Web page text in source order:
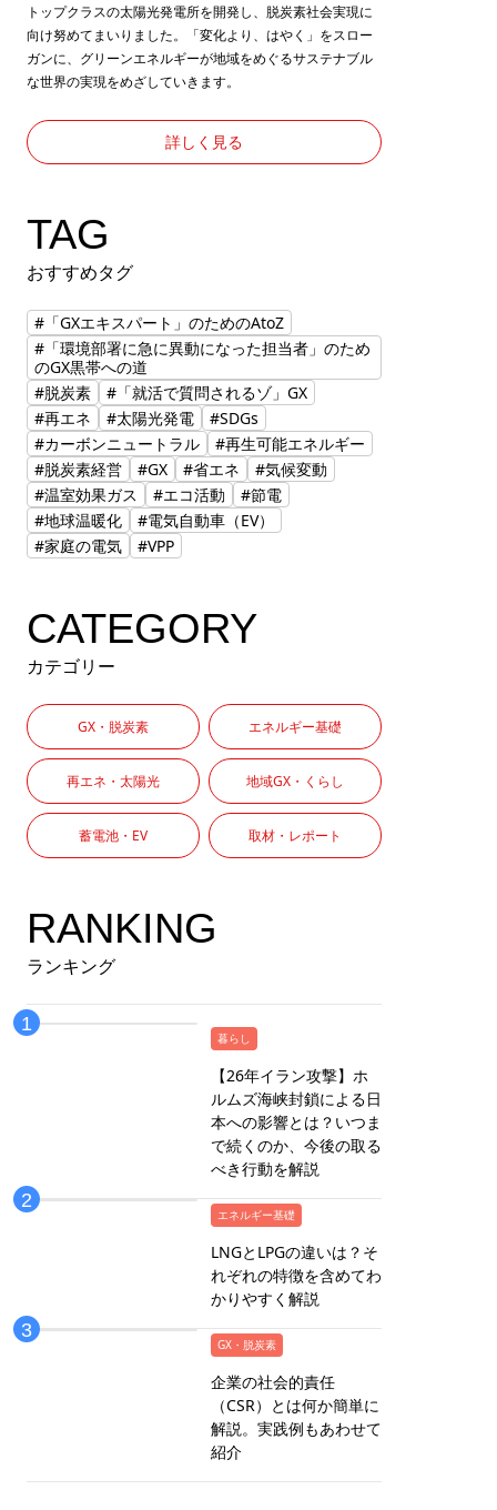
トップクラスの太陽光発電所を開発し、脱炭素社会実現に
向け努めてまいりました。「変化より、はやく」をスロー
ガンに、グリーンエネルギーが地域をめぐるサステナブル
な世界の実現をめざしていきます。
詳しく見る
TAG
おすすめタグ
#「GXエキスパート」のためのAtoZ
#「環境部署に急に異動になった担当者」のため
のGX黒帯への道
#脱炭素
#「就活で質問されるゾ」GX
#再エネ
#太陽光発電
#SDGs
#カーボンニュートラル
#再生可能エネルギー
#脱炭素経営
#GX #省エネ
#気候変動
#温室効果ガス
#エコ活動
#節電
#地球温暖化
#電気自動車（EV）
#家庭の電気
#VPP
CATEGORY
カテゴリー
GX・脱炭素 エネルギー基礎
再エネ・太陽光 地域GX・くらし
蓄電池・EV 取材・レポート
RANKING
ランキング
暮らし
【26年イラン攻撃】ホ
ルムズ海峡封鎖による日
本への影響とは？いつま
で続くのか、今後の取る
べき行動を解説
エネルギー基礎
LNGとLPGの違いは？そ
れぞれの特徴を含めてわ
かりやすく解説
GX・脱炭素
企業の社会的責任
（CSR）とは何か簡単に
解説。実践例もあわせて
紹介